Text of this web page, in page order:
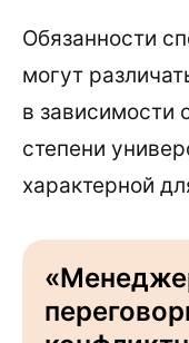
Обязанности
могут
в зависимости
степени
характерной